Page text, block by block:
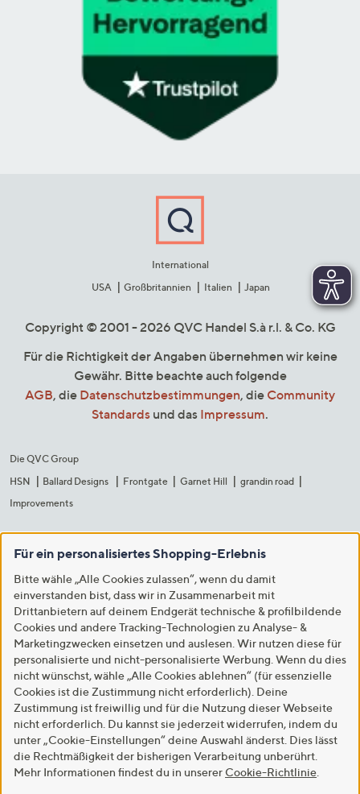
International
USA
Großbritannien Italien Japan
Copyright © 2001 - 2026 QVC Handel S.à r.l. & Co. KG
Für die Richtigkeit der Angaben übernehmen wir keine
Gewähr. Bitte beachte auch folgende
AGB, die Datenschutzbestimmungen, die Community
Standards und das Impressum.
Die QVC Group
HSN
Ballard Designs Frontgate Garnet Hill
grandin road
Improvements
Für ein personalisiertes Shopping-Erlebnis
Bitte wähle „Alle Cookies zulassen“, wenn du damit
einverstanden bist, dass wir in Zusammenarbeit mit
Drittanbietern auf deinem Endgerät technische & profilbildende
Cookies und andere Tracking-Technologien zu Analyse- &
Marketingzwecken einsetzen und auslesen. Wir nutzen diese für
personalisierte und nicht-personalisierte Werbung. Wenn du dies
nicht wünschst, wähle „Alle Cookies ablehnen“ (für essenzielle
Cookies ist die Zustimmung nicht erforderlich). Deine
Zustimmung ist freiwillig und für die Nutzung dieser Webseite
nicht erforderlich. Du kannst sie jederzeit widerrufen, indem du
unter „Cookie-Einstellungen“ deine Auswahl änderst. Dies lässt
die Rechtmäßigkeit der bisherigen Verarbeitung unberührt.
Mehr Informationen findest du in unserer Cookie-Richtlinie